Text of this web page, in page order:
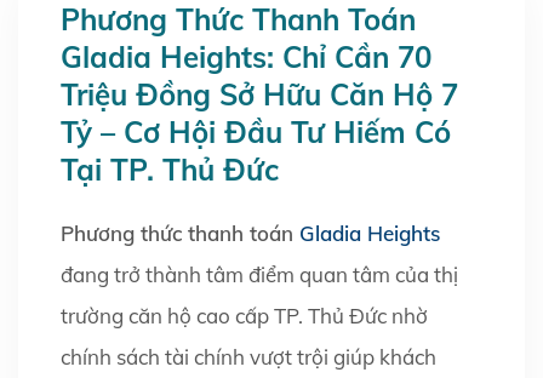
Phương Thức Thanh Toán
Gladia Heights: Chỉ Cần 70
Triệu Đồng Sở Hữu Căn Hộ 7
Tỷ – Cơ Hội Đầu Tư Hiếm Có
Tại TP. Thủ Đức
Phương thức thanh toán Gladia Heights
đang trở thành tâm điểm quan tâm của thị
trường căn hộ cao cấp TP. Thủ Đức nhờ
chính sách tài chính vượt trội giúp khách